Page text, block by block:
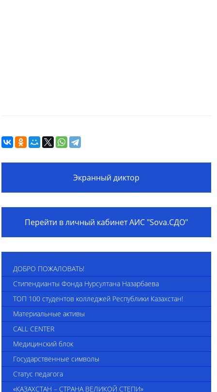
Экранный диктор
Перейти в личный кабинет АИС "Sova.СДО"
ДОБРО ПОЖАЛОВАТЬ!
Стипендианты Фонда Нурсултана Назарбаева
ТОП 100 студентов колледжей Республики Казахстан!
Материальные активы
CALL CENTER
Медицинский блок
Государственные символы
Статус педагога
«КАЗАХСТАН – СТРАНА ВЕЛИКОЙ СТЕПИ»